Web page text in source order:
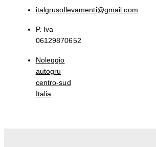
italgrusollevamenti@gmail.com
P. Iva
06129870652
Noleggio
autogru
centro-sud
Italia